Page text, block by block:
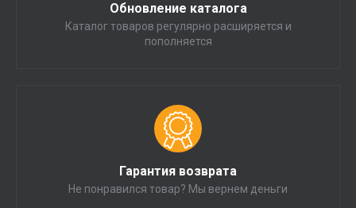
Обновление каталога
Каталог товаров регулярно расширяется и
пополняется
Гарантия возврата
Не понравился товар? Мы вернем деньги